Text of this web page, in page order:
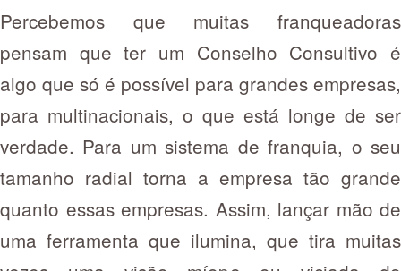
Percebemos que muitas franqueadoras
pensam que ter um Conselho Consultivo é
algo que só é possível para grandes empresas,
para multinacionais, o que está longe de ser
verdade. Para um sistema de franquia, o seu
tamanho radial torna a empresa tão grande
quanto essas empresas. Assim, lançar mão de
uma ferramenta que ilumina, que tira muitas